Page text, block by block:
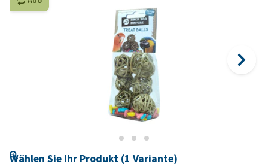
Wählen Sie Ihr Produkt (1 Variante)